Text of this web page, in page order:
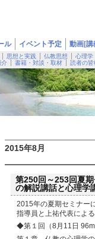
ル イベント予定 動画[講
思想と実践 仏教思想 心理学
介 書籍・対談・取材 読者の皆
2015年8月
第250回～253回夏
の解説講話と心理学
2015年の夏期セミナー
指導員と上祐代表によ
◆第１回（8月11日